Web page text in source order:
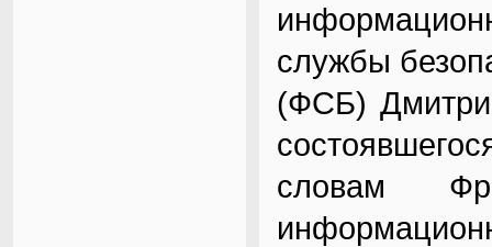
службы
(ФСБ)
словам